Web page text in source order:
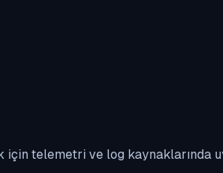
için telemetri ve log